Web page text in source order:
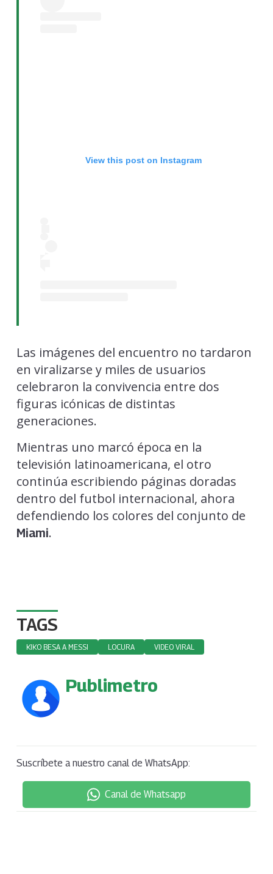
View this post on Instagram
Las imágenes del encuentro no tardaron
en viralizarse y miles de usuarios
celebraron la convivencia entre dos
figuras icónicas de distintas
generaciones.
Mientras uno marcó época en la
televisión latinoamericana, el otro
continúa escribiendo páginas doradas
dentro del futbol internacional, ahora
defendiendo los colores del conjunto de
Miami.
TAGS
KIKO BESA A MESSI LOCURA VIDEO VIRAL
Publimetro
Suscríbete a nuestro canal de WhatsApp:
Canal de Whatsapp